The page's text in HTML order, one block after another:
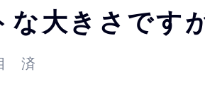
な大きさです
済